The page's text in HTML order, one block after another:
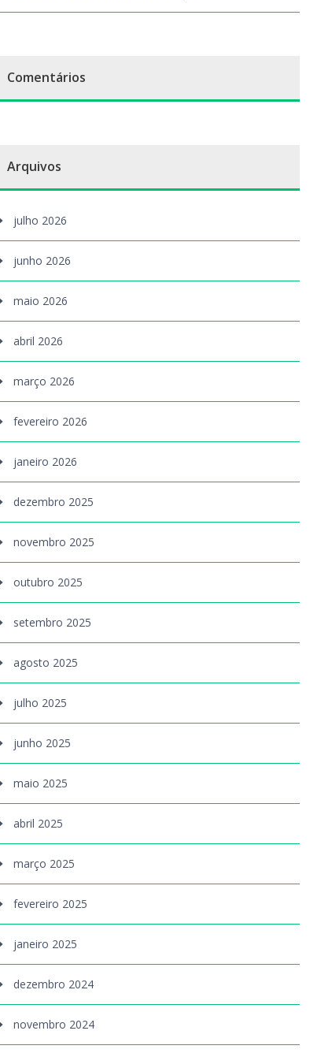
Comentários
Arquivos
julho 2026
junho 2026
maio 2026
abril 2026
março 2026
fevereiro 2026
janeiro 2026
dezembro 2025
novembro 2025
outubro 2025
setembro 2025
agosto 2025
julho 2025
junho 2025
maio 2025
abril 2025
março 2025
fevereiro 2025
janeiro 2025
dezembro 2024
novembro 2024